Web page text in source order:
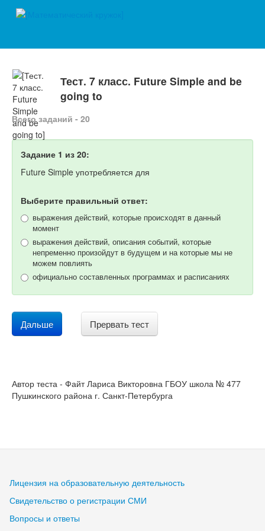
Тест. 7 класс. Future Simple and be
going to
Всего заданий - 20
Задание 1 из 20:
Future Simple употребляется для
Выберите правильный ответ:
выражения действий, которые происходят в данный
момент
выражения действий, описания событий, которые
непременно произойдут в будущем и на которые мы не
можем повлиять
официально составленных программах и расписаниях
Дальше Прервать тест
Автор теста - Файт Лариса Викторовна ГБОУ школа № 477
Пушкинского района г. Санкт-Петербурга
Лицензия на образовательную деятельность
Свидетельство о регистрации СМИ
Вопросы и ответы